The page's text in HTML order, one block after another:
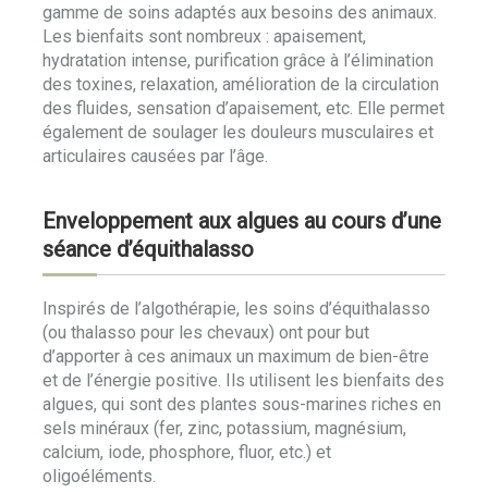
gamme de soins adaptés aux besoins des animaux.
Les bienfaits sont nombreux : apaisement,
hydratation intense, purification grâce à l’élimination
des toxines, relaxation, amélioration de la circulation
des fluides, sensation d’apaisement, etc. Elle permet
également de soulager les douleurs musculaires et
articulaires causées par l’âge.
Enveloppement aux algues au cours d’une
séance d’équithalasso
Inspirés de l’algothérapie, les soins d’équithalasso
(ou thalasso pour les chevaux) ont pour but
d’apporter à ces animaux un maximum de bien-être
et de l’énergie positive. Ils utilisent les bienfaits des
algues, qui sont des plantes sous-marines riches en
sels minéraux (fer, zinc, potassium, magnésium,
calcium, iode, phosphore, fluor, etc.) et
oligoéléments.